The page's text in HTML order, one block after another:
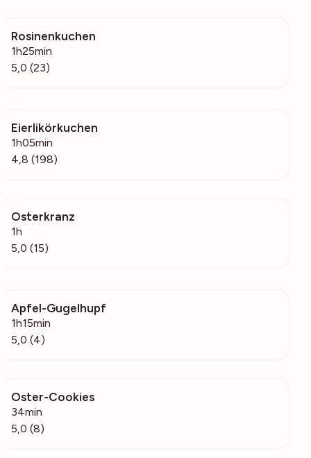
Rosinenkuchen
1h25min
5,0 (23)
Eierlikörkuchen
1h05min
4,8 (198)
Osterkranz
1h
5,0 (15)
Apfel-Gugelhupf
1h15min
5,0 (4)
Oster-Cookies
34min
5,0 (8)